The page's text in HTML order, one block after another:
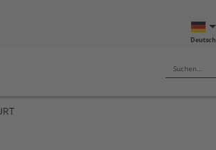
Deutsch
Suchen…